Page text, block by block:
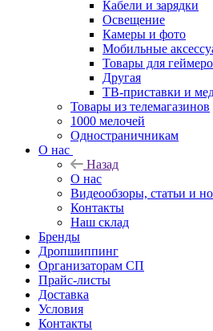
Кабели и зарядки
Освещение
Камеры и фото
Мобильные
Товары для
Другая
ТВ-приставки и
Товары из телемагазинов
1000 мелочей
Одностраничникам
О нас
Назад
О нас
Видеообзоры, статьи и
Контакты
Наш склад
Бренды
Дропшиппинг
Организаторам СП
Прайс-листы
Доставка
Условия
Контакты